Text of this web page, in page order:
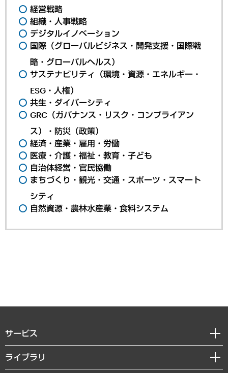
経営戦略
組織・人事戦略
デジタルイノベーション
国際（グローバルビジネス・開発支援・国際戦
略・グローバルヘルス）
サステナビリティ（環境・資源・エネルギー・
ESG・人権）
共生・ダイバーシティ
GRC（ガバナンス・リスク・コンプライアン
ス）・防災（政策）
経済・産業・雇用・労働
医療・介護・福祉・教育・子ども
自治体経営・官民協働
まちづくり・観光・交通・スポーツ・スマート
シティ
自然資源・農林水産業・食料システム
サービス
経営戦略
組織・人事戦略
ライブラリ